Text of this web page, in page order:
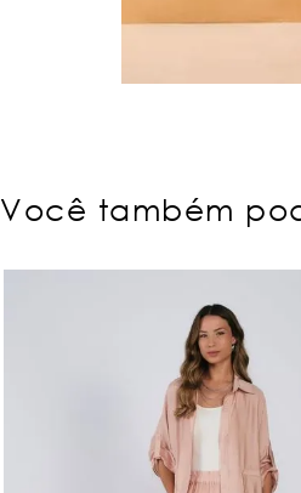
Você também